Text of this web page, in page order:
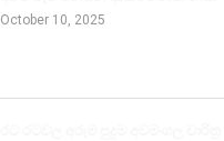
October 10, 2025